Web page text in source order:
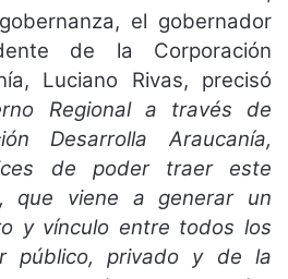
el gobernador
de la Corporación
Luciano Rivas, precisó
Regional a través de
Desarrolla Araucanía,
de poder traer este
que viene a generar un
y vínculo entre todos los
público, privado y de la